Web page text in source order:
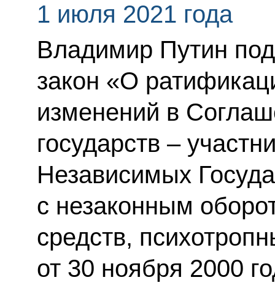
1 июля 2021 года
Владимир Путин
закон «О
изменений в
государств –
Независимых
с незаконным
средств,
от 30 ноября 2000